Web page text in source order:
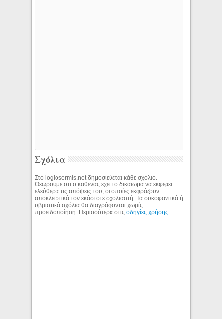
Σχόλια
Στο logiosermis.net δημοσιεύεται κάθε σχόλιο.
Θεωρούμε ότι ο καθένας έχει το δικαίωμα να εκφέρει
ελεύθερα τις απόψεις του, οι οποίες εκφράζουν
αποκλειστικά τον εκάστοτε σχολιαστή. Τα συκοφαντικά ή
υβριστικά σχόλια θα διαγράφονται χωρίς
προειδοποίηση. Περισσότερα στιςοδηγίες χρήσης